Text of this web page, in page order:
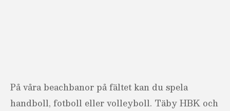
På våra beachbanor på fältet kan du spela
handboll, fotboll eller volleyboll. Täby HBK och